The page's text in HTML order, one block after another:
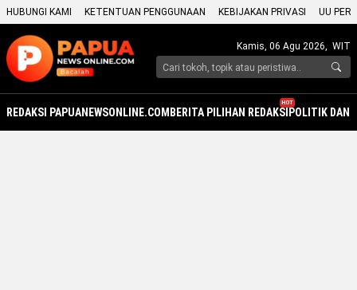
HUBUNGI KAMI KETENTUAN PENGGUNAAN KEBIJAKAN PRIVASI UU
Kamis, 06 Agu 2026, WIT
REDAKSI PAPUANEWSONLINE.COMBERITA PILIHAN REDAKSI
HOT
POLITIK DAN